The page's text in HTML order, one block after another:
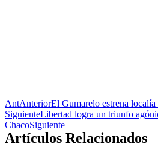
AntAnteriorEl Gumarelo estrena
SiguienteLibertad logra un triunfo
ChacoSiguiente
Artículos Relacionados